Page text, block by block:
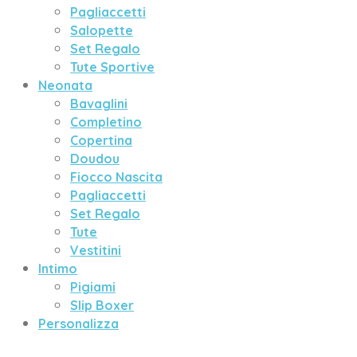
Pagliaccetti
Salopette
Set Regalo
Tute Sportive
Neonata
Bavaglini
Completino
Copertina
Doudou
Fiocco Nascita
Pagliaccetti
Set Regalo
Tute
Vestitini
Intimo
Pigiami
Slip Boxer
Personalizza